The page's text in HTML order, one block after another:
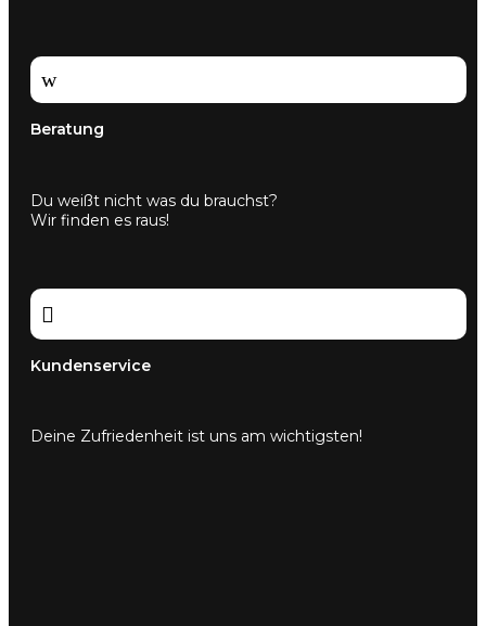
w
Beratung
Du weißt nicht was du brauchst?
Wir finden es raus!

Kundenservice
Deine Zufriedenheit ist uns am wichtigsten!